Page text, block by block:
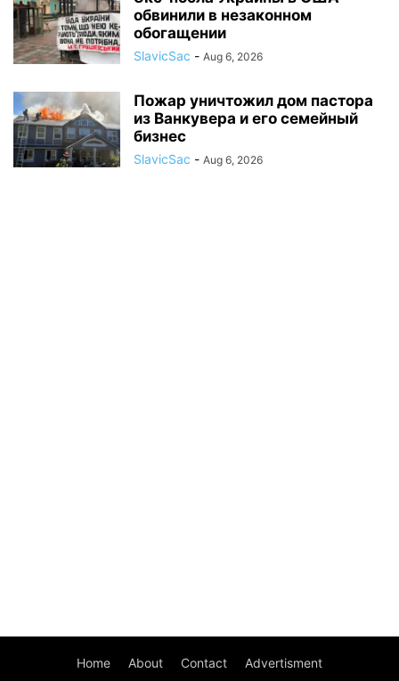
обвинили в незаконном
обогащении
SlavicSac - Aug 6, 2026
Пожар уничтожил дом пастора
из Ванкувера и его семейный
бизнес
SlavicSac - Aug 6, 2026
Home About Contact Advertisment